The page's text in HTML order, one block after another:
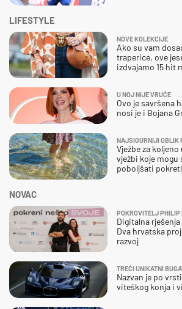
NOVAC
POKROVITELJ PHILIP
Digitalna
Dva hrvatska
razvoj
TREĆI UNIKATNI
Nazvan je po
viteškog konja i
LIFESTYLE
NOVE KOLEKCIJE
Ako su vam
traperice, ove
izdvajamo 15 hit
U NOJ NIJE VRUĆE
Ovo je savršena
nosi je i Bojana
NAJSIGURNIJI OBLIK
Vježbe za
vježbi koje mogu
poboljšati